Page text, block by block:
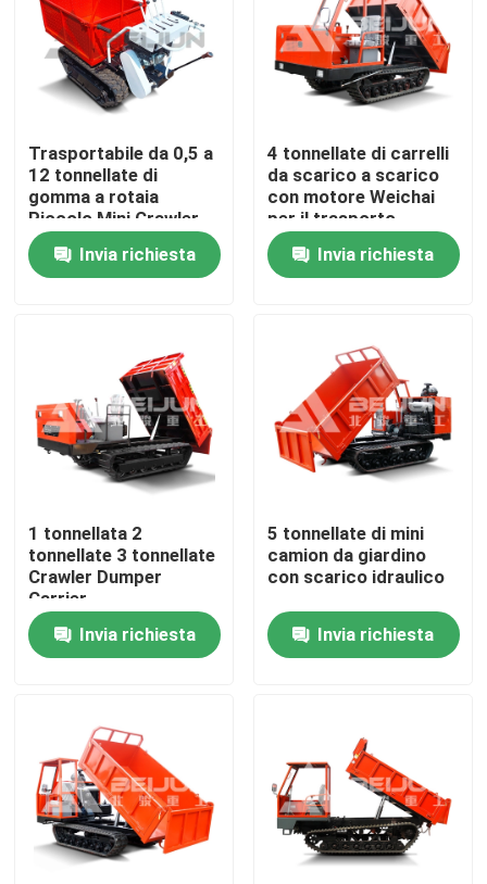
Casa
Prodotti
Video
Autocarro con cassone ribaltabile sotterraneo
Camion articolato sotterraneo
Camion di scarico
Trasportabile da 0,5 a
12 tonnellate di
gomma a rotaia
Piccolo Mini Crawler
Carrier Truck A
motore diesel
Invia richiesta
4 tonnellate di carrelli
da scarico a scarico
con motore Weichai
per il trasporto
agevole dei materiali
Invia richiesta
1 tonnellata 2
tonnellate 3 tonnellate
Crawler Dumper
Carrier
Personalizzabile
Diesel Portatile In
vendita
Invia richiesta
5 tonnellate di mini
camion da giardino
con scarico idraulico
Invia richiesta